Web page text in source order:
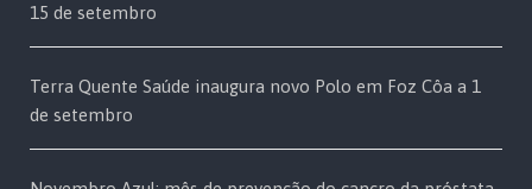
15 de setembro
Terra Quente Saúde inaugura novo Polo em Foz Côa a 1
de setembro